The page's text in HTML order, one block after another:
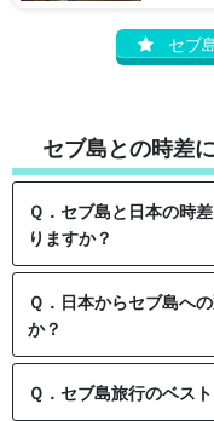
セブ
セブ島との時差
Ｑ．セブ島と日本の時
りますか？
Ｑ．日本からセブ島へ
か？
Ｑ．セブ島旅行のベス